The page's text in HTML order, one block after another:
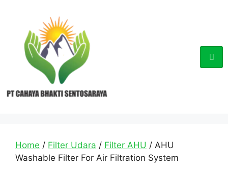
Home / Filter Udara / Filter AHU / AHU
Washable Filter For Air Filtration System